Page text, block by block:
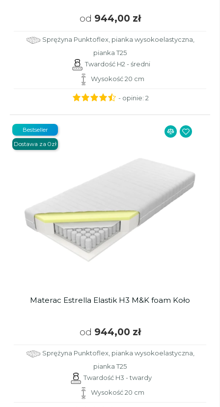
od 944,00 zł
Sprężyna Punktoflex, pianka wysokoelastyczna,
pianka T25
Twardość H2 - średni
Wysokość 20 cm
- opinie: 2
Materac Estrella Elastik H3 M&K foam Koło
od 944,00 zł
Sprężyna Punktoflex, pianka wysokoelastyczna,
pianka T25
Twardość H3 - twardy
Wysokość 20 cm
Bestseller
Dostawa za 0zł